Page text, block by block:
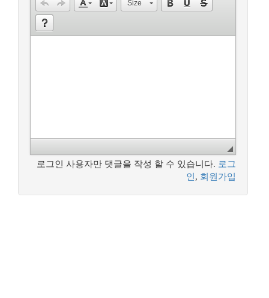
Size
로그인 사용자만 댓글을 작성 할 수 있습니다. 로그
인 , 회원가입